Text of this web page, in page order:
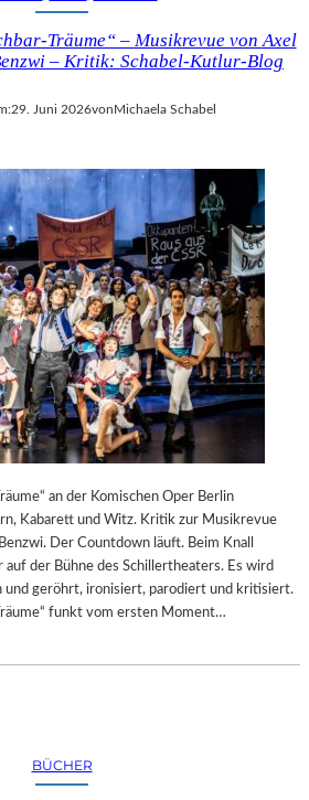
Träume“ – Musikrevue von Axel
– Kritik: Schabel-Kutlur-Blog
29. Juni 2026vonMichaela Schabel
an der Komischen Oper Berlin
Kabarett und Witz. Kritik zur Musikrevue
Der Countdown läuft. Beim Knall
der Bühne des Schillertheaters. Es wird
und geröhrt, ironisiert, parodiert und kritisiert.
funkt vom ersten Moment…
BÜCHER